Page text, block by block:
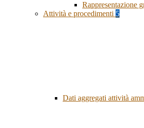
Rappresentazione
Attività e procedimenti 5
Dati aggregati attività